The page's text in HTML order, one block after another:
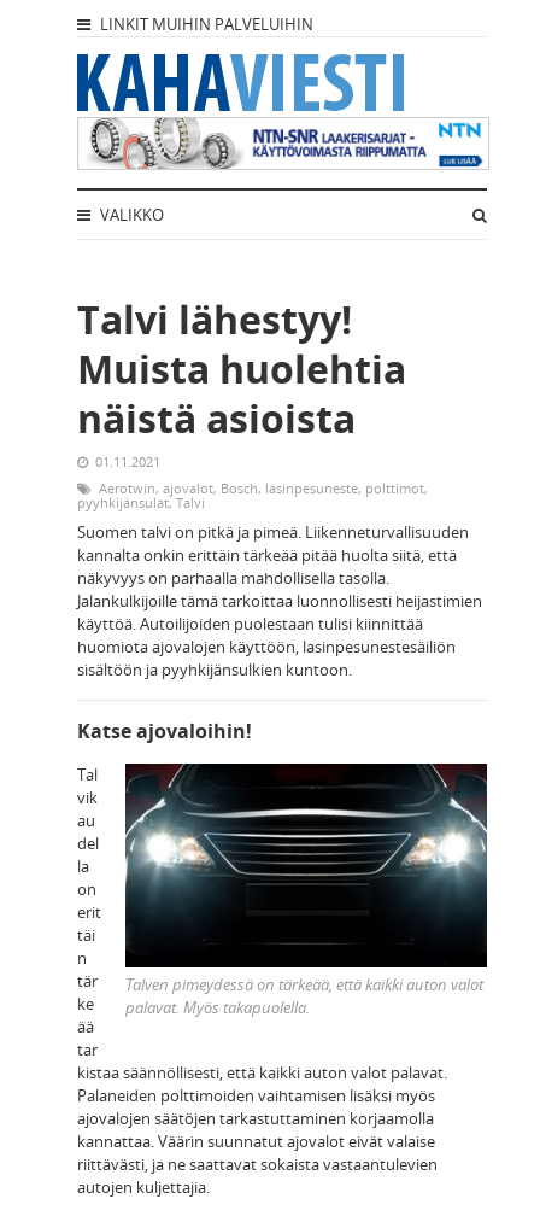
LINKIT MUIHIN PALVELUIHIN
VALIKKO
Talvi lähestyy!
Muista huolehtia
näistä asioista
01.11.2021
Aerotwin, ajovalot, Bosch, lasinpesuneste, polttimot,
pyyhkijänsulat, Talvi
Suomen talvi on pitkä ja pimeä. Liikenneturvallisuuden
kannalta onkin erittäin tärkeää pitää huolta siitä, että
näkyvyys on parhaalla mahdollisella tasolla.
Jalankulkijoille tämä tarkoittaa luonnollisesti heijastimien
käyttöä. Autoilijoiden puolestaan tulisi kiinnittää
huomiota ajovalojen käyttöön, lasinpesunestesäiliön
sisältöön ja pyyhkijänsulkien kuntoon.
Katse ajovaloihin!
Talven pimeydessä on tärkeää, että kaikki auton valot
palavat. Myös takapuolella.
Tal
vik
au
del
la
on
erit
täi
n
tär
ke
ää
tar
kistaa säännöllisesti, että kaikki auton valot palavat.
Palaneiden polttimoiden vaihtamisen lisäksi myös
ajovalojen säätöjen tarkastuttaminen korjaamolla
kannattaa. Väärin suunnatut ajovalot eivät valaise
riittävästi, ja ne saattavat sokaista vastaantulevien
autojen kuljettajia.